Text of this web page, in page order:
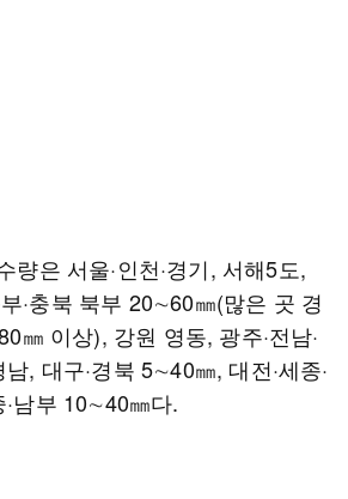
량은 서울·인천·경기, 서해5도,
·충북 북부 20∼60㎜(많은 곳 경
㎜ 이상), 강원 영동, 광주·전남·
남, 대구·경북 5∼40㎜, 대전·세종·
남부 10∼40㎜다.